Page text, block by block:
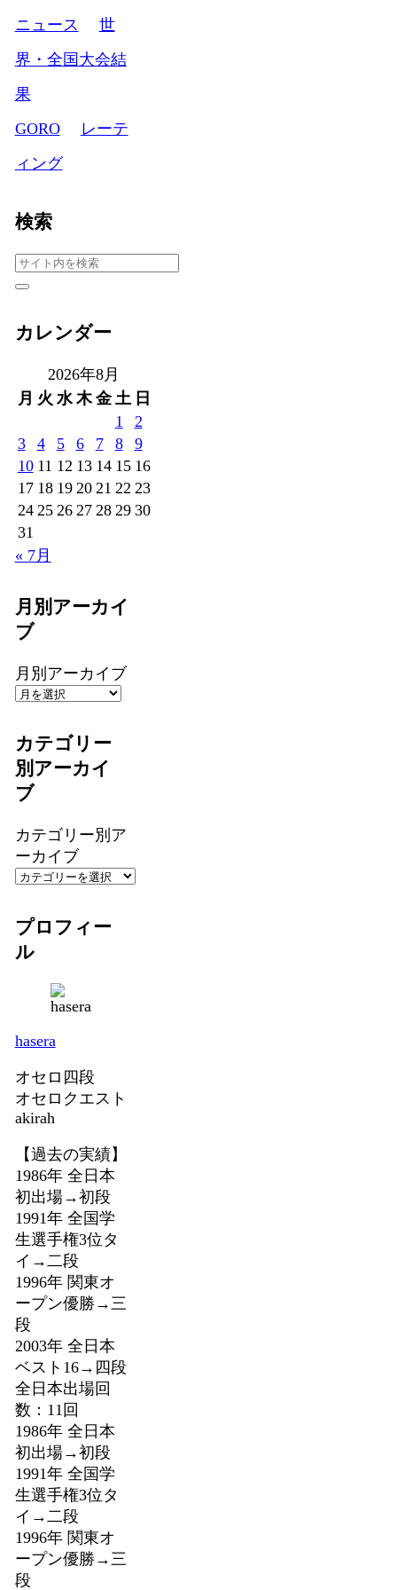
ニュース
世
界・全国大会結
果
GORO
レーテ
ィング
検索
カレンダー
2026年8月
月 火 水 木 金 土 日
1
2
3
4 5 6 7 8
9
10 11 12 13 14 15 16
17 18 19 20 21 22 23
24 25 26 27 28 29 30
31
« 7月
月別アーカイ
ブ
月別アーカイブ
カテゴリー
別アーカイ
ブ
カテゴリー別ア
ーカイブ
プロフィー
ル
hasera
オセロ四段
オセロクエスト
akirah
【過去の実績】
1986年 全日本
初出場→初段
1991年 全国学
生選手権3位タ
イ→二段
1996年 関東オ
ープン優勝→三
段
2003年 全日本
ベスト16→四段
全日本出場回
数：11回
1986年 全日本
初出場→初段
1991年 全国学
生選手権3位タ
イ→二段
1996年 関東オ
ープン優勝→三
段